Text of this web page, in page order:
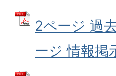
2ページ 過
ージ 情報掲